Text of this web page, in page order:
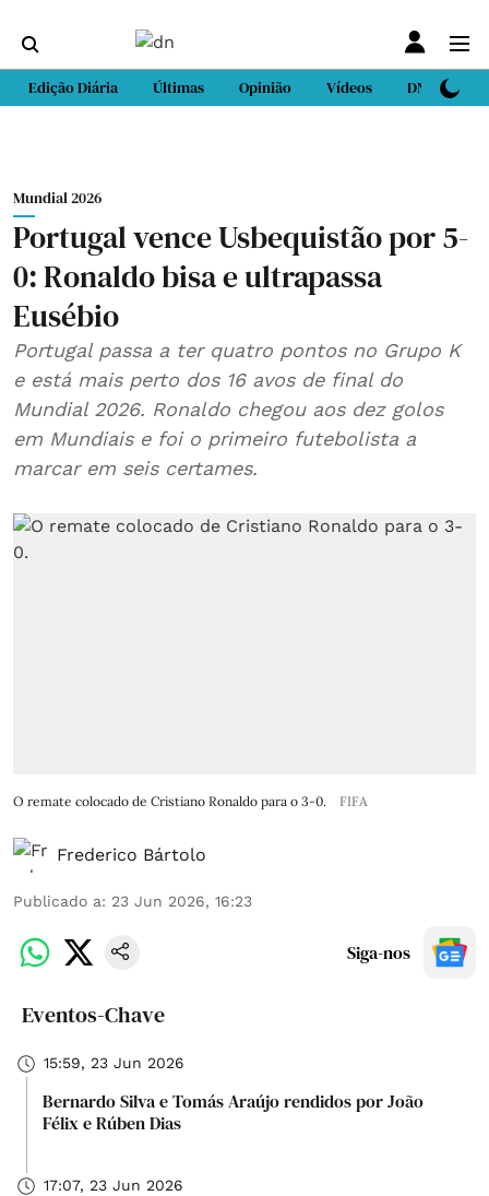
Edição Diária Últimas Opinião Vídeos DN Sport
Mundial 2026
Portugal vence Usbequistão por 5-
0: Ronaldo bisa e ultrapassa
Eusébio
Portugal passa a ter quatro pontos no Grupo K
e está mais perto dos 16 avos de final do
Mundial 2026. Ronaldo chegou aos dez golos
em Mundiais e foi o primeiro futebolista a
marcar em seis certames.
O remate colocado de Cristiano Ronaldo para o 3-0. FIFA
Frederico Bártolo
Publicado a: 23 Jun 2026, 16:23
Siga-nos
Eventos-Chave
15:59, 23 Jun 2026
Bernardo Silva e Tomás Araújo rendidos por João
Félix e Rúben Dias
17:07, 23 Jun 2026